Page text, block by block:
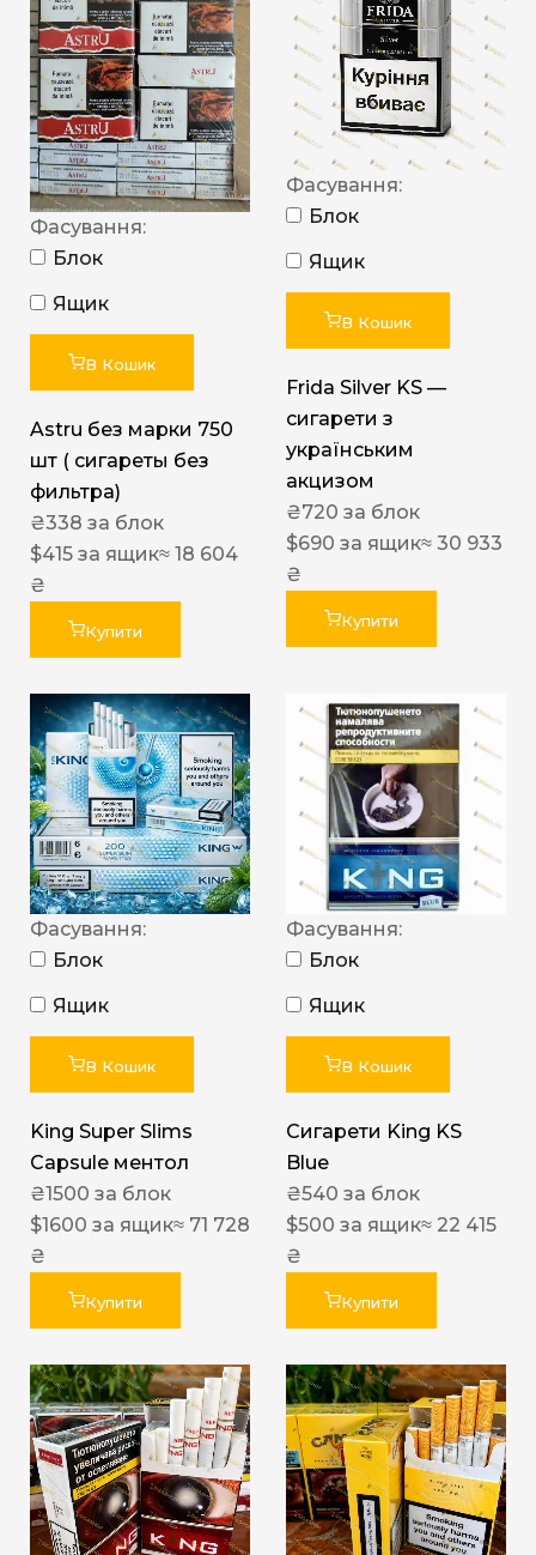
Фасування:
Блок
Ящик
В Кошик
Astru без марки 750
шт ( сигареты без
фильтра)
₴338 за блок
$415 за ящик≈ 18 604
₴
Купити
Фасування:
Блок
Ящик
В Кошик
Frida Silver KS —
сигарети з
українським
акцизом
₴720 за блок
$690 за ящик≈ 30 933
₴
Купити
Фасування:
Блок
Ящик
В Кошик
King Super Slims
Capsule ментол
₴1500 за блок
$1600 за ящик≈ 71 728
₴
Купити
Фасування:
Блок
Ящик
В Кошик
Сигарети King KS
Blue
₴540 за блок
$500 за ящик≈ 22 415
₴
Купити